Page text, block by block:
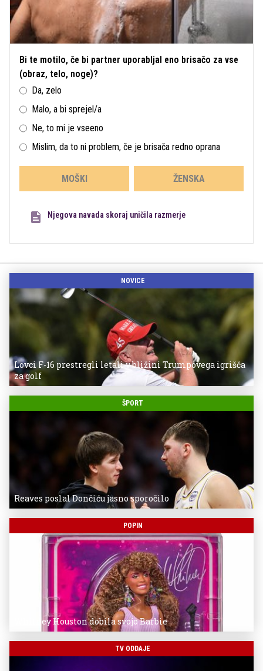
Bi te motilo, če bi partner uporabljal eno brisačo za vse
(obraz, telo, noge)?
Da, zelo
Malo, a bi sprejel/a
Ne, to mi je vseeno
Mislim, da to ni problem, če je brisača redno oprana
MOŠKI ŽENSKA
Njegova navada skoraj uničila razmerje
NOVICE
Lovci F-16 prestregli letali v bližini Trumpovega igrišča
za golf
ŠPORT
Reaves poslal Dončiću jasno sporočilo
POPIN
Whitney Houston dobila svojo Barbie
TV ODDAJE